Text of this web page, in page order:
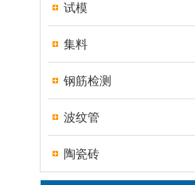
试模
集料
钢筋检测
波纹管
陶瓷砖